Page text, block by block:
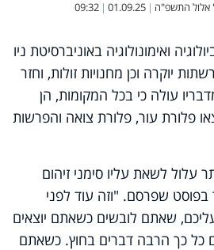
אלול התשפ"ה |
01.09.25
|
09:32
ואימונולוגיה באוניברסיטת ניו
יוקרה וכן מחנויות זולות, וחזר
עולה כי בכל המקומות, הן
פלורת עור, פלורת צואה והפרשות
עלול לשאת עליו סימני זיהום
בפוסט שפרסם. "וזה עוד לפני
שאתם לובשים כשאתם יוצאים
כל כך הרבה דברים בחוץ. כשאתם